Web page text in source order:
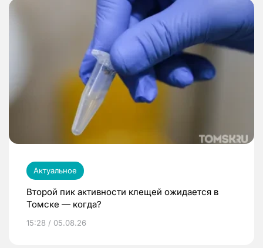
Актуальное
Второй пик активности клещей ожидается в
Томске — когда?
15:28 / 05.08.26